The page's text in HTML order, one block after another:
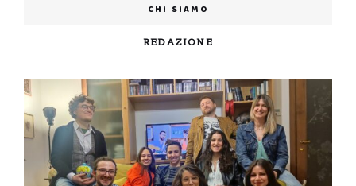
CHI SIAMO
REDAZIONE